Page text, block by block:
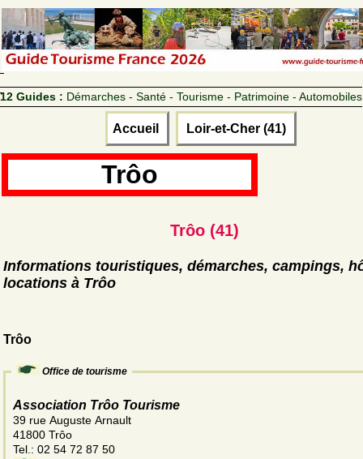
12 Guides : Démarches - Santé - Tourisme - Patrimoine - Automobiles
Accueil Loir-et-Cher (41)
Trôo
Trôo (41)
Informations touristiques, démarches, campings,
locations à Trôo
Trôo
Office de tourisme
Association Trôo Tourisme
39 rue Auguste Arnault
41800 Trôo
Tel.: 02 54 72 87 50